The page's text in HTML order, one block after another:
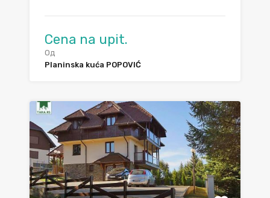
Cena na upit.
Од
Planinska kuća POPOVIĆ